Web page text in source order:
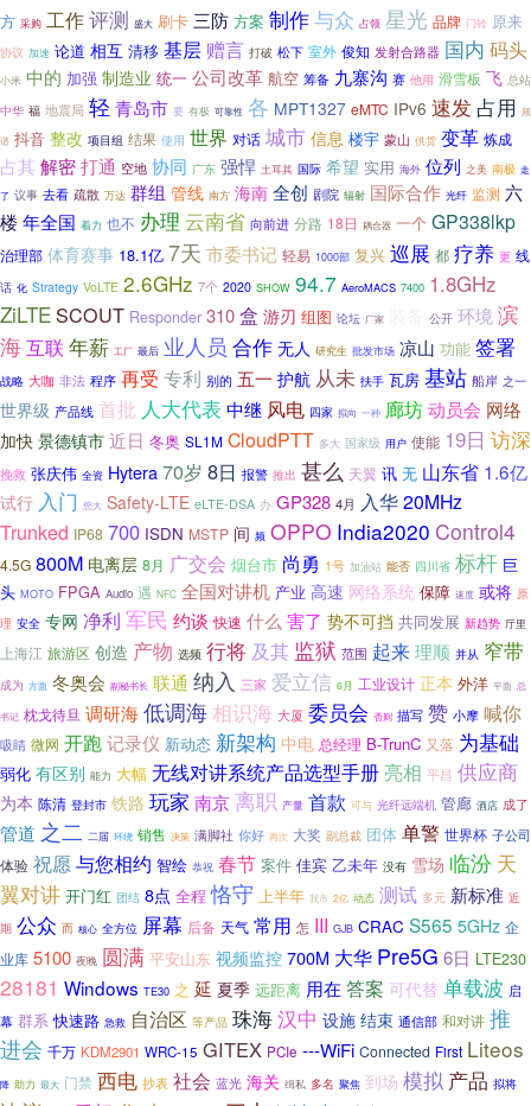
方 采购 工作评测 盛大 刷卡 三防 方案 制作与众 占领 星光 品牌 门铃 原来
协议 加速 论道 相互 清移 基层 赠言 打破 松下 室外 俊知 发射合路器 国内 码头
小米 中的 加强 制造业 统一 公司改革 航空 筹备 九寨沟 赛 他用 滑雪板 飞 总站
中华 福 地震局 轻 青岛市 要 有极 可靠性 各 MPT1327 eMTC IPv6 速发 占用 频
谱 抖音 整改 项目组 结果 使用 世界 对话 城市 信息 楼宇 蒙山 供货 变革 炼成
占其 解密打通 空地 协同 广东 强悍 土耳其 国际 希望 实用 海外 位列 之美 南极 走
了 议事 去看 疏散 万达 群组 管线 南方 海南 全创 剧院 辐射 国际合作 光纤 监测 六
楼 年全国 着力 也不 办理 云南省 向前进 分路 18日 耦合器 一个 GP338lkp
治理部 体育赛事 18.1亿 7天 市委书记 轻易 1000部 复兴 巡展 都 疗养 更 线
话 化 Strategy VoLTE 2.6GHz 7个 2020 SHOW 94.7 AeroMACS 7400 1.8GHz
ZiLTESCOUT Responder 310盒 游刃 组图 论坛 厂家 公开 环境 滨
海互联 年薪 工厂 最后 业人员 合作 无人 研究生 批发市场 凉山 功能 签署
战略 大咖 非法 程序 再受 专利 别的 五一 护航 从未 扶手 瓦房 基站 船岸 之一
世界级 产品线 首批 人大代表 中继 风电 四家 拟向 一种 廊坊动员会 网络
加快 景德镇市 近日 冬奥 SL1M CloudPTT 多大 国家级 用户 使能 19日 访深
挽救 张庆伟 全资 Hytera 70岁 8日 报警 推出 甚么 天翼 讯 无 山东省 1.6亿
试行 入门 您大 Safety-LTE eLTE-DSA 办 GP328 4月 入华20MHz
Trunked IP68 700 ISDN MSTP 间 频 OPPO India2020 Control4
4.5G 800M 电离层 8月 广交会 烟台市 尚勇 1号 加油站 能否 四川省 标杆 巨
头 MOTO FPGA Audio 遇 NFC 全国对讲机 产业 高速 网络系统 保障 速度 或将 原
理 安全 专网 净利 军民 约谈 快速 什么 害了 势不可挡 共同发展 新趋势 厅里
上海江 旅游区 创造 产物 选频 行将 及其 监狱 范围 起来理顺 并从 窄带
成为 方面 冬奥会 副秘书长 联通 纳入 三家 爱立信 6月 工业设计 正本 外洋 平面 总
书记 枕戈待旦 调研海低调海相识海 大厦 委员会 否则 描写 赞 小摩 喊你
吸睛 微网 开跑记录仪 新动态 新架构 中电 总经理 B-TrunC 又落 为基础
弱化 有区别 能力 大幅 无线对讲系统产品选型手册亮相 平昌 供应商
为本 陈清 登封市 铁路 玩家 南京离职 产量 首款 可与 光纤远端机 管廊 酒店 成了
管道 之二 二届 环绕 销售 决策 满脚社 你好 再次 大奖 副总裁 团体 单警 世界杯 子公司
体验 祝愿与您相约 智绘 恭祝 春节 案件 佳宾 乙未年 没有 雪场 临汾 天
翼对讲 开门红 团结 8点 全程 恪守 上半年 我市 2亿 动态 测试 多元 新标准 近
期 公众 而 核心 全方位 屏幕 后备 天气 常用 怎 III GJB CRAC S565 5GHz 企
业库 5100 夜晚 圆满 平安山东 视频监控 700M 大华 Pre5G 6日 LTE230
28181 Windows TE30 之 延 夏季 远距离 用在 答案 可代替 单载波 启
幕 群系 快速路 急救 自治区 等产品 珠海汉中 设施 结束 通信部 和对讲 推
进会 千万 KDM2901 WRC-15 GITEX PCIe ---WiFi Connected First Liteos
降 助力 最大 门禁 西电 抄表 社会 蓝光 海关 缉私 多名 聚焦 到场 模拟 产品 拟将